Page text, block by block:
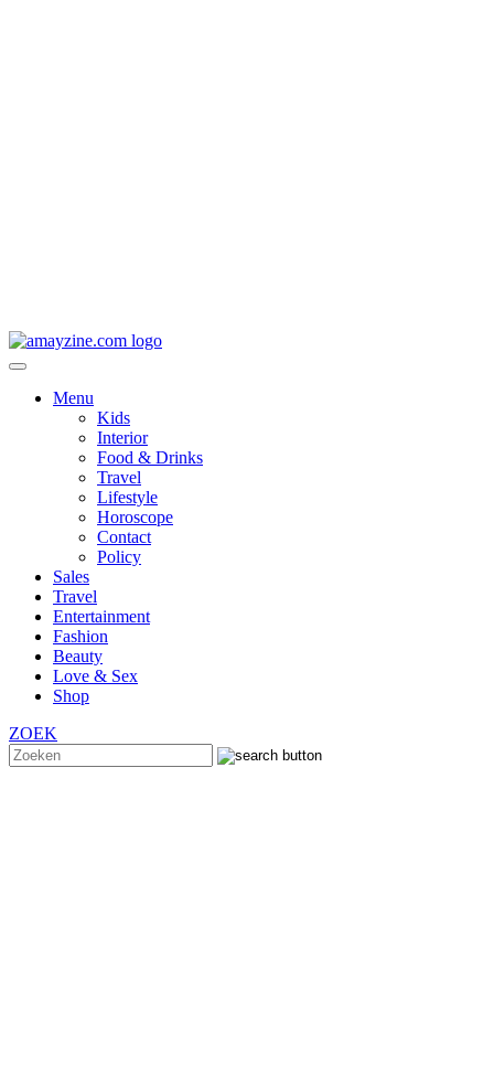
Menu
Kids
Interior
Food & Drinks
Travel
Lifestyle
Horoscope
Contact
Policy
Sales
Travel
Entertainment
Fashion
Beauty
Love & Sex
Shop
ZOEK